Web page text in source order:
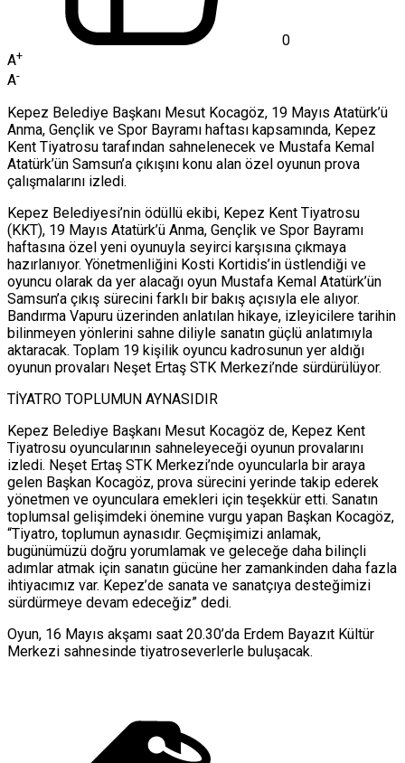
0
A+
A-
Kepez Belediye Başkanı Mesut Kocagöz, 19 Mayıs Atatürk’ü
Anma, Gençlik ve Spor Bayramı haftası kapsamında, Kepez
Kent Tiyatrosu tarafından sahnelenecek ve Mustafa Kemal
Atatürk’ün Samsun’a çıkışını konu alan özel oyunun prova
çalışmalarını izledi.
Kepez Belediyesi’nin ödüllü ekibi, Kepez Kent Tiyatrosu
(KKT), 19 Mayıs Atatürk’ü Anma, Gençlik ve Spor Bayramı
haftasına özel yeni oyunuyla seyirci karşısına çıkmaya
hazırlanıyor. Yönetmenliğini Kosti Kortidis’in üstlendiği ve
oyuncu olarak da yer alacağı oyun Mustafa Kemal Atatürk’ün
Samsun’a çıkış sürecini farklı bir bakış açısıyla ele alıyor.
Bandırma Vapuru üzerinden anlatılan hikaye, izleyicilere tarihin
bilinmeyen yönlerini sahne diliyle sanatın güçlü anlatımıyla
aktaracak. Toplam 19 kişilik oyuncu kadrosunun yer aldığı
oyunun provaları Neşet Ertaş STK Merkezi’nde sürdürülüyor.
TİYATRO TOPLUMUN AYNASIDIR
Kepez Belediye Başkanı Mesut Kocagöz de, Kepez Kent
Tiyatrosu oyuncularının sahneleyeceği oyunun provalarını
izledi. Neşet Ertaş STK Merkezi’nde oyuncularla bir araya
gelen Başkan Kocagöz, prova sürecini yerinde takip ederek
yönetmen ve oyunculara emekleri için teşekkür etti. Sanatın
toplumsal gelişimdeki önemine vurgu yapan Başkan Kocagöz,
“Tiyatro, toplumun aynasıdır. Geçmişimizi anlamak,
bugünümüzü doğru yorumlamak ve geleceğe daha bilinçli
adımlar atmak için sanatın gücüne her zamankinden daha fazla
ihtiyacımız var. Kepez’de sanata ve sanatçıya desteğimizi
sürdürmeye devam edeceğiz” dedi.
Oyun, 16 Mayıs akşamı saat 20.30’da Erdem Bayazıt Kültür
Merkezi sahnesinde tiyatroseverlerle buluşacak.